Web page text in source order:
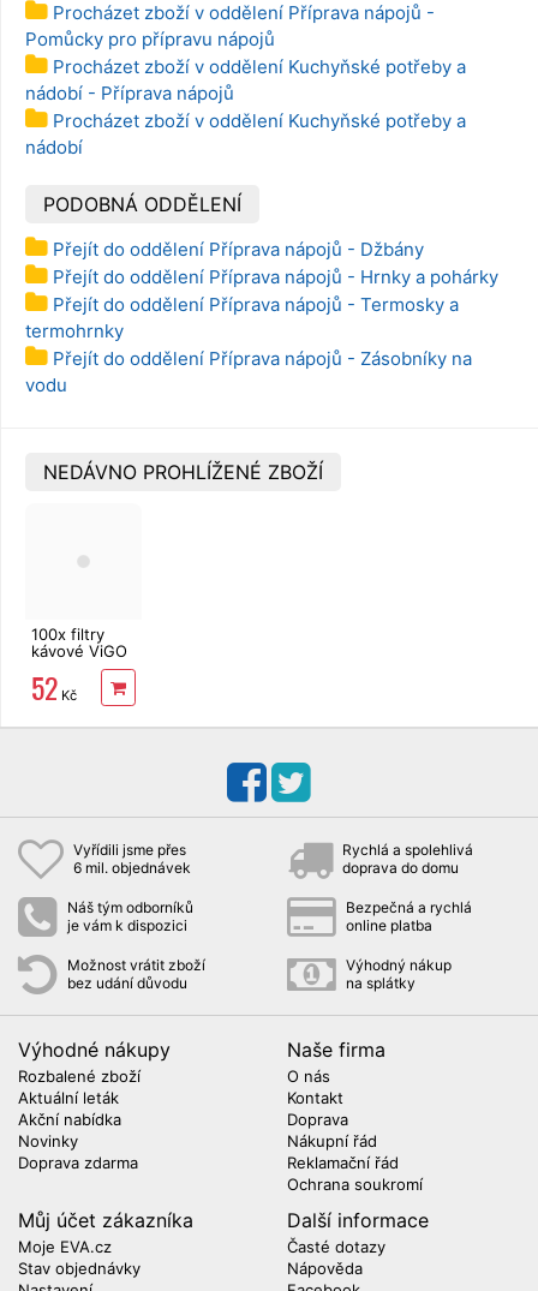
Procházet zboží v oddělení Příprava nápojů -
Pomůcky pro přípravu nápojů
Procházet zboží v oddělení Kuchyňské potřeby a
nádobí - Příprava nápojů
Procházet zboží v oddělení Kuchyňské potřeby a
nádobí
PODOBNÁ ODDĚLENÍ
Přejít do oddělení Příprava nápojů - Džbány
Přejít do oddělení Příprava nápojů - Hrnky a pohárky
Přejít do oddělení Příprava nápojů - Termosky a
termohrnky
Přejít do oddělení Příprava nápojů - Zásobníky na
vodu
NEDÁVNO PROHLÍŽENÉ ZBOŽÍ
100x filtry
kávové ViGO
52 Kč
Vyřídili jsme přes
6 mil. objednávek
Rychlá a spolehlivá
doprava do domu
Náš tým odborníků
je vám k dispozici
Bezpečná a rychlá
online platba
Možnost vrátit zboží
bez udání důvodu
Výhodný nákup
na splátky
Výhodné nákupy
Rozbalené zboží
Aktuální leták
Akční nabídka
Novinky
Doprava zdarma
Naše firma
O nás
Kontakt
Doprava
Nákupní řád
Reklamační řád
Ochrana soukromí
Můj účet zákazníka
Moje EVA.cz
Stav objednávky
Další informace
Časté dotazy
Nápověda